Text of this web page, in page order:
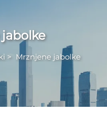
> Mrznjene jabolke